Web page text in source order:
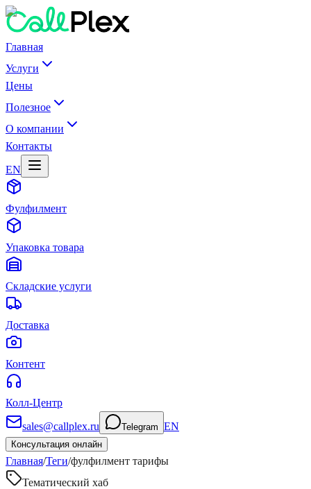
Главная
Услуги
Цены
Полезное
О компании
Контакты
EN
Фулфилмент
Упаковка товара
Складские услуги
Доставка
Контент
Колл-Центр
sales@callplex.ru
Telegram EN
Консультация онлайн
Главная/Теги/фулфилмент тарифы
Тематический хаб